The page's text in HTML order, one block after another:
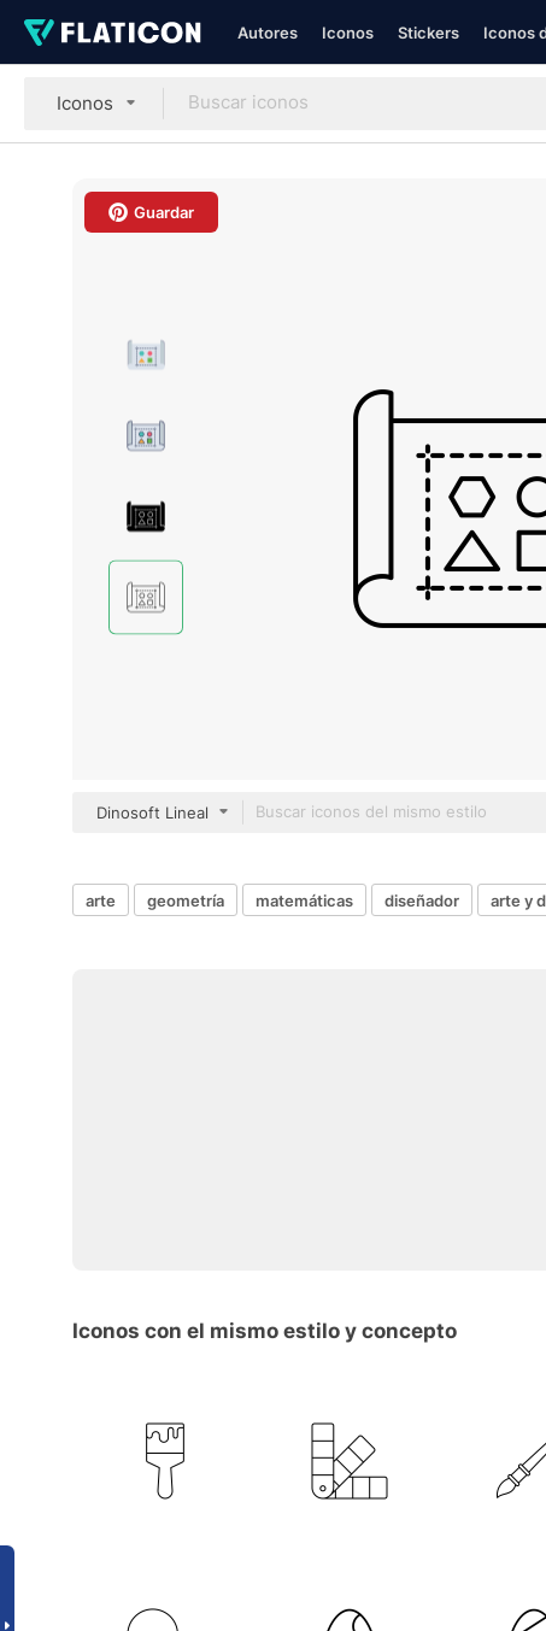
Autores Iconos Stickers Iconos
Iconos
Guardar
Dinosoft Lineal
arte geometría matemáticas diseñador arte y
Iconos con el mismo estilo y concepto